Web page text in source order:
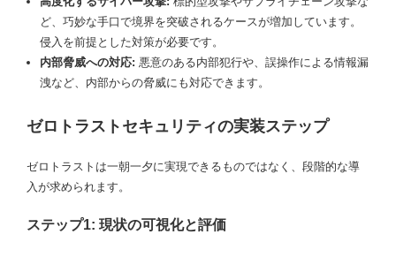
ど、巧妙な手口で境界を突破されるケースが増加しています。
侵入を前提とした対策が必要です。
内部脅威への対応: 悪意のある内部犯行や、誤操作による情報漏
洩など、内部からの脅威にも対応できます。
ゼロトラストセキュリティの実装ステップ
ゼロトラストは一朝一夕に実現できるものではなく、段階的な導
入が求められます。
ステップ1: 現状の可視化と評価